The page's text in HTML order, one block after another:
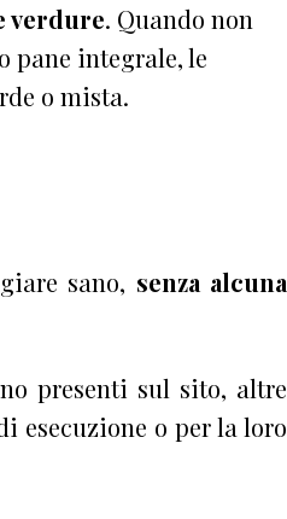
verdure. Quando non
pane integrale, le
o mista.
sano, senza alcuna
presenti sul sito, altre
esecuzione o per la loro